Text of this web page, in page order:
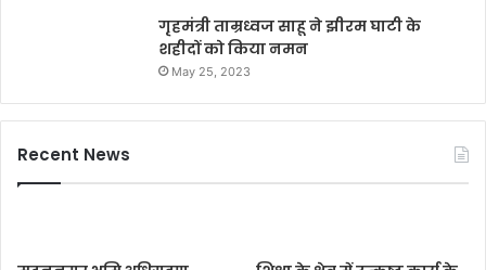
गृहमंत्री ताम्रध्वज साहू ने झीरम घाटी के
शहीदों को किया नमन
May 25, 2023
Recent News